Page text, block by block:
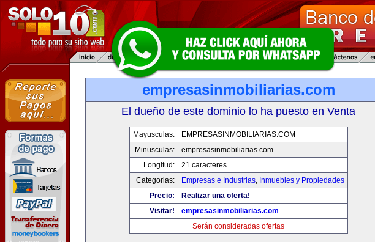
empresasinmobiliarias.com
El dueño de este dominio lo ha puesto en Venta
Mayusculas:
EMPRESASINMOBILIARIAS.COM
Minusculas:
empresasinmobiliarias.com
Longitud:
21 caracteres
Categorias:
Empresas e Industrias, Inmuebles y Propiedades
Precio:
Realizar una oferta!
Visitar!
empresasinmobiliarias.com
Serán consideradas ofertas